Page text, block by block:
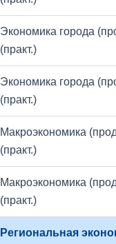
Экономика города
(практ.)
Экономика города
(практ.)
Макроэкономика
(практ.)
Макроэкономика
(практ.)
Региональная